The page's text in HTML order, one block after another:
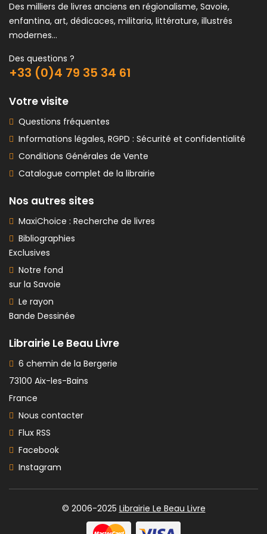
Des milliers de livres anciens en régionalisme, Savoie,
enfantina, art, dédicaces, militaria, littérature, illustrés
modernes...
Des questions ?
+33 (0)4 79 35 34 61
Votre visite
Questions fréquentes
Informations légales, RGPD : Sécurité et confidentialité
Conditions Générales de Vente
Catalogue complet de la librairie
Nos autres sites
MaxiChoice : Recherche de livres
Bibliographies
Exclusives
Notre fond
sur la Savoie
Le rayon
Bande Dessinée
Librairie Le Beau Livre
6 chemin de la Bergerie
73100 Aix-les-Bains
France
Nous contacter
Flux RSS
Facebook
Instagram
© 2006-2025 Librairie Le Beau Livre